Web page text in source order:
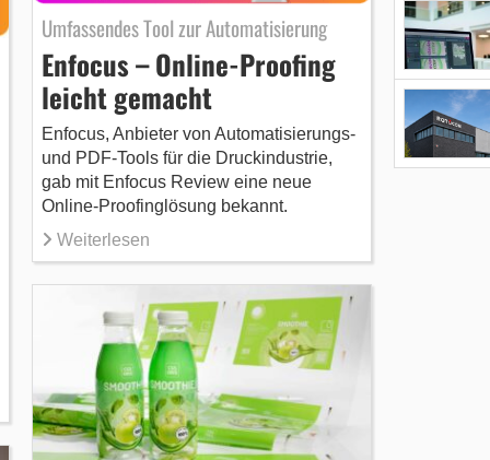
Umfassendes Tool zur Automatisierung
Enfocus – Online-Proofing
leicht gemacht
Enfocus, Anbieter von Automatisierungs-
und PDF-Tools für die Druckindustrie,
gab mit Enfocus Review eine neue
Online-Proofinglösung bekannt.
Weiterlesen